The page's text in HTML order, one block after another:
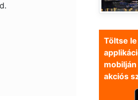
Töltse
akciós